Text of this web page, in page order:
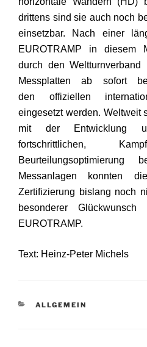
drittens sind sie auch noch
einsetzbar. Nach einer
EUROTRAMP in diesem
durch den
Messplatten ab sofort
den offiziellen
eingesetzt werden. Weltweit
mit der Entwicklung
fortschrittlichen,
Beurteilungsoptimierung
Messanlagen konnten
Zertifizierung bislang noch
besonderer
EUROTRAMP.
Text: Heinz-Peter Michels
KATEGORIEN
ALLGEMEIN